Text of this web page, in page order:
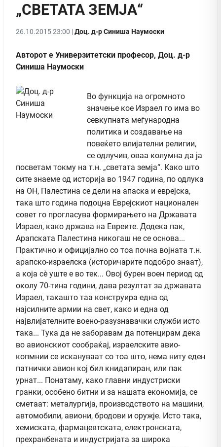
„СВЕТАТА ЗЕМЈА“
26.10.2015 23:00 |Доц. д-р Синиша Наумоски
Авторот е Универзитетски професор, Доц. д-р
Синиша Наумоски
Во функција на огромното
значење кое Израел го има во
севкупната меѓународна
политика и создавање на
повеќето влијателни религии,
се одлучив, оваа колумна да ја
посветам токму на т.н. „светата земја“. Како што
сите знаеме од историја во 1947 година, по одлука
на ОН, Палестина се дели на апаска и еврејска,
така што година подоцна Еврејскиот национален
совет го прогласува формирањето на Државата
Израел, како држава на Евреите. Додека пак,
Арапската Палестина никогаш не се основа...
Практично и официјално со тоа почна војната т.н.
арапско-израелска (историчарите подобро знаат),
а која сè уште е во тек... Овој бурен воен период од
околу 70-тина години, дава резултат за државата
Израел, такашто таа конструира една од
најсилните армии на свет, како и една од
највлијателните воено-разузнавачки служби исто
така... Тука да не заборавам да потенцирам дека
во авионскиот сообраќај, израелските авио-
копмнии се искануваат со тоа што, нема ниту еден
патнички авион кој бил книдапиран, или пак
урнат... Понатаму, како главни индустриски
гранки, особено битни и за нашата економија, се
сметаат: металургија, производството на машини,
автомобили, авиони, бродови и оружје. Исто така,
хемиската, фармацевтската, електронската,
прехранбената и индустријата за широка